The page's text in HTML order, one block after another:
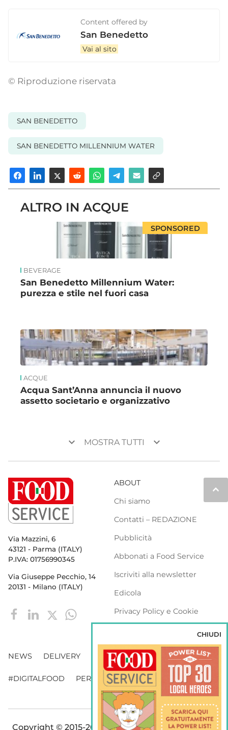
Content offered by
San Benedetto
Vai al sito
© Riproduzione riservata
SAN BENEDETTO
SAN BENEDETTO MILLENNIUM WATER
ALTRO IN ACQUE
SPONSORED
BEVERAGE
San Benedetto Millennium Water:
purezza e stile nel fuori casa
ACQUE
Acqua Sant’Anna annuncia il nuovo
assetto societario e organizzativo
keyboard_arrow_down MOSTRA TUTTI keyboard_arrow_down
keyboard_arrow_up
Via Mazzini, 6
43121 - Parma (ITALY)
P.IVA: 01756990345
Via Giuseppe Pecchio, 14
20131 - Milano (ITALY)
ABOUT
Chi siamo
Contatti – REDAZIONE
Pubblicità
Abbonati a Food Service
Iscriviti alla newsletter
Edicola
Privacy Policy e Cookie
NEWS DELIVERY DISTRIBUZIONE
#DIGITALFOOD PERSONE WEBINAR VENDING
Copyright © 2015-2026 FOOD S.r.l. - Tutti i diritti di
CHIUDI